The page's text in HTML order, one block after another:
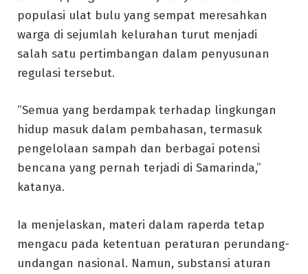
populasi ulat bulu yang sempat meresahkan
warga di sejumlah kelurahan turut menjadi
salah satu pertimbangan dalam penyusunan
regulasi tersebut.
“Semua yang berdampak terhadap lingkungan
hidup masuk dalam pembahasan, termasuk
pengelolaan sampah dan berbagai potensi
bencana yang pernah terjadi di Samarinda,”
katanya.
Ia menjelaskan, materi dalam raperda tetap
mengacu pada ketentuan peraturan perundang-
undangan nasional. Namun, substansi aturan